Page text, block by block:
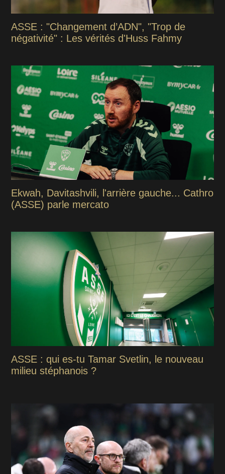
ASSE : "Changement d’ADN", "Trop de
négativité" : Les vérités d'Huss Fahmy
Ekwah, Davitashvili, l'arrière gauche... Cathro
(ASSE) parle mercato
ASSE : qui es-tu Tamar Svetlin, le nouveau
milieu stéphanois ?